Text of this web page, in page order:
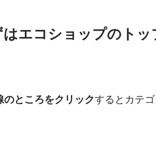
はエコショップのト
のところをクリックするとカテゴ